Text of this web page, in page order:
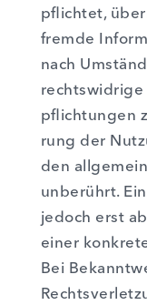
pflich­tet,
frem­de
nach
pflich­tun­gen
rung der
den
unbe­rührt.
jedoch erst
einer
Bei